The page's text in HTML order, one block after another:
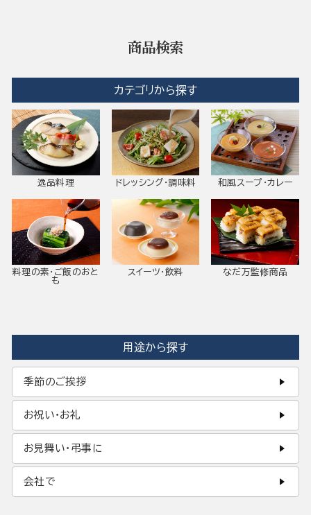
商品検索
カテゴリから探す
逸品料理 ドレッシング・調味料 和風スープ・カレー
料理の素・ご飯のおと
も
スイーツ・飲料 なだ万監修商品
用途から探す
季節のご挨拶
お祝い・お礼
お見舞い・弔事に
会社で